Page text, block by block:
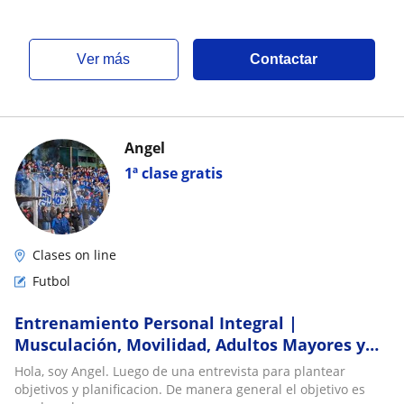
ver más Contactar
1ª clase gratis
Angel
Clases on line
Futbol
Entrenamiento Personal Integral |
Musculación, Movilidad, Adultos Mayores y
Preparación Física Deportiva (Fútbol, Básquet
y Más)
Hola, soy Angel. Luego de una entrevista para plantear
objetivos y planificacion. De manera general el objetivo es